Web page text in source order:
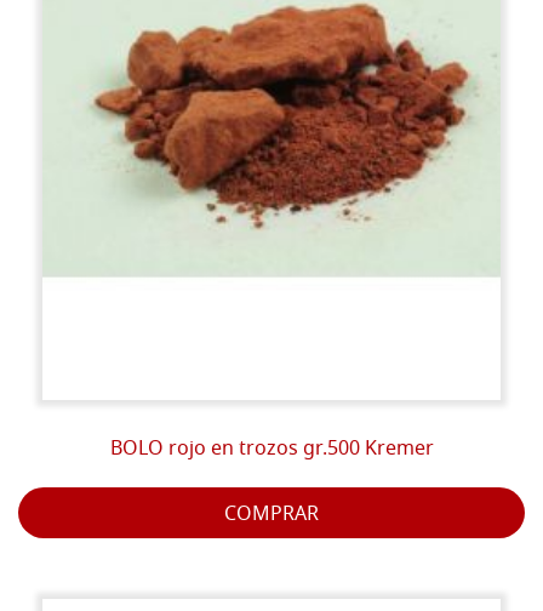
BOLO rojo en trozos gr.500 Kremer
COMPRAR